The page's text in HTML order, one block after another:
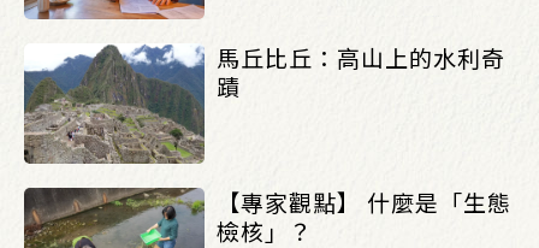
馬丘比丘：高山上的水利奇
蹟
【專家觀點】 什麼是「生態
檢核」？